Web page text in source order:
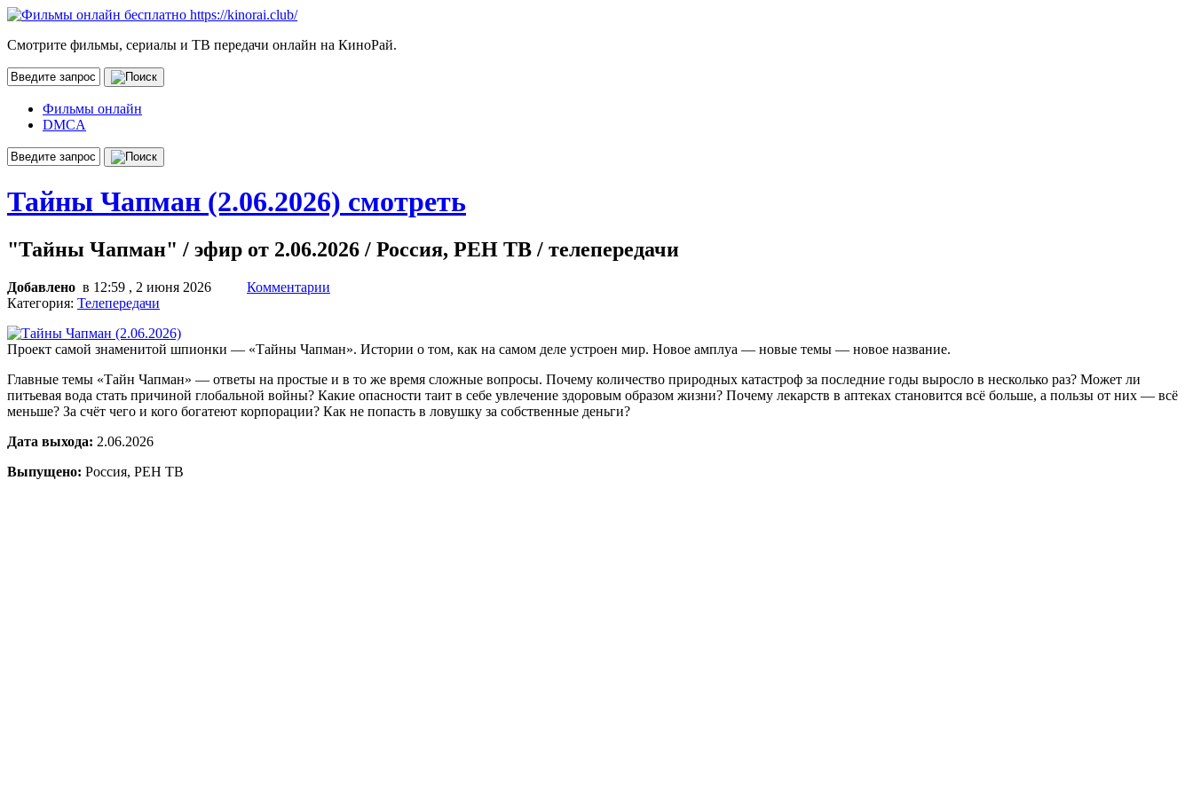
Смотрите фильмы, сериалы и ТВ передачи онлайн на КиноРай.
Фильмы онлайн
DMCA
Тайны Чапман (2.06.2026) смотреть
"Тайны Чапман" / эфир от 2.06.2026 / Россия, РЕН ТВ / телепередачи
Добавлено в 12:59 , 2 июня 2026
Комментарии
Категория: Телепередачи
Проект самой знаменитой шпионки — «Тайны Чапман». Истории о том, как на самом деле устроен мир. Новое амплуа — новые темы — новое название.
Главные темы «Тайн Чапман» — ответы на простые и в то же время сложные вопросы. Почему количество природных катастроф за последние годы выросло в несколько раз? Может ли
питьевая вода стать причиной глобальной войны? Какие опасности таит в себе увлечение здоровым образом жизни? Почему лекарств в аптеках становится всё больше, а пользы от них — всё
меньше? За счёт чего и кого богатеют корпорации? Как не попасть в ловушку за собственные деньги?
Дата выхода: 2.06.2026
Выпущено: Россия, РЕН ТВ